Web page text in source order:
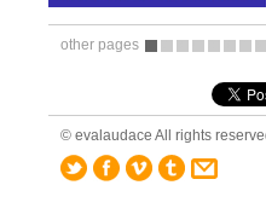
other pages
© evalaudace All rights